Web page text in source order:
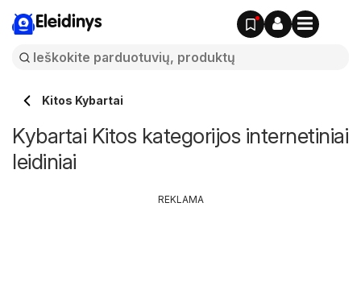
Eleidinys
Kitos Kybartai
Kybartai Kitos kategorijos internetiniai
leidiniai
REKLAMA